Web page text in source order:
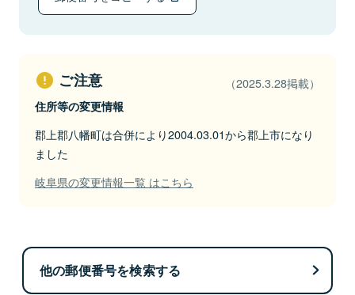
ご注意 （2025.3.28掲載）
住所等の変更情報
郡上郡八幡町は合併により2004.03.01から郡上市になり
ました
岐阜県の変更情報一覧 はこちら
他の郵便番号を検索する